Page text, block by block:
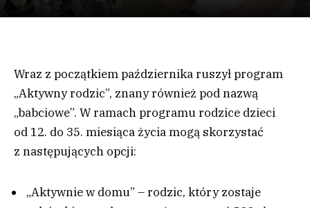
Wraz z początkiem października ruszył program
„Aktywny rodzic”, znany również pod nazwą
„babciowe”. W ramach programu rodzice dzieci
od 12. do 35. miesiąca życia mogą skorzystać
z następujących opcji:
„Aktywnie w domu” – rodzic, który zostaje